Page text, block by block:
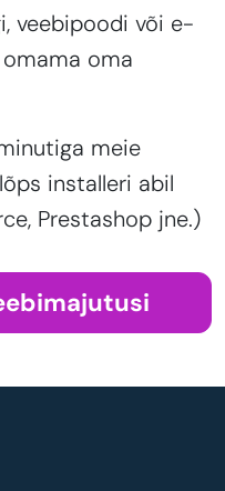
veebipoodi või e-
oma
meie
installeri abil
Prestashop jne.)